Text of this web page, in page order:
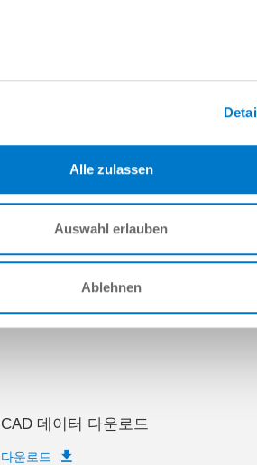
Alle zulassen
Auswahl erlauben
Ablehnen
다운로드
CAD 데이터 다운로드
다운로드